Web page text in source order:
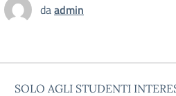
daadmin
SOLO AGLI STUDENTI